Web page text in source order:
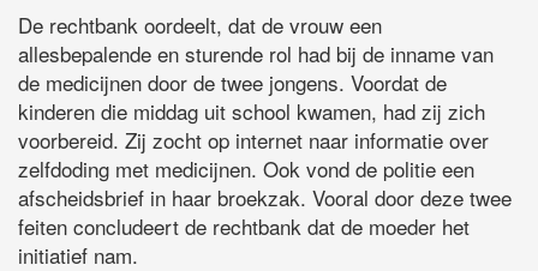
De rechtbank oordeelt, dat de vrouw een
allesbepalende en sturende rol had bij de inname van
de medicijnen door de twee jongens. Voordat de
kinderen die middag uit school kwamen, had zij zich
voorbereid. Zij zocht op internet naar informatie over
zelfdoding met medicijnen. Ook vond de politie een
afscheidsbrief in haar broekzak. Vooral door deze twee
feiten concludeert de rechtbank dat de moeder het
initiatief nam.